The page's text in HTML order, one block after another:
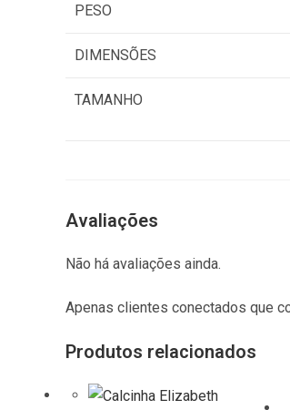
PESO
DIMENSÕES
TAMANHO
Avaliações
Não há avaliações ainda.
Apenas clientes conectados que
Produtos relacionados